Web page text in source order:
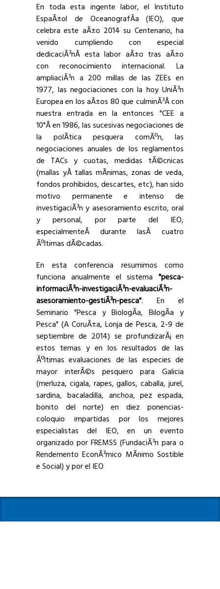
En toda esta ingente labor, el Instituto
EspaÃ±ol de OceanografÃ­a (IEO), que
celebra este aÃ±o 2014 su Centenario, ha
venido cumpliendo con especial
dedicaciÃ³nÂ esta labor aÃ±o tras aÃ±o
con reconocimiento internacional. La
ampliaciÃ³n a 200 millas de las ZEEs en
1977, las negociaciones con la hoy UniÃ³n
Europea en los aÃ±os 80 que culminÃ³Â con
nuestra entrada en la entonces "CEE a
10"Â en 1986, las sucesivas negociaciones de
la polÃ­tica pesquera comÃºn, las
negociaciones anuales de los reglamentos
de TACs y cuotas, medidas tÃ©cnicas
(mallas yÂ tallas mÃ­nimas, zonas de veda,
fondos prohibidos, descartes, etc), han sido
motivo permanente e intenso de
investigaciÃ³n y asesoramiento escrito, oral
y personal, por parte del IEO,
especialmenteÂ durante lasÂ cuatro
Ãºltimas dÃ©cadas.
En esta conferencia resumimos como
funciona anualmente el sistema "pesca-
informaciÃ³n-investigaciÃ³n-evaluaciÃ³n-
asesoramiento-gestiÃ³n-pesca". En el
Seminario "Pesca y BiologÃ­a, BilogÃ­a y
Pesca" (A CoruÃ±a, Lonja de Pesca, 2-9 de
septiembre de 2014) se profundizarÃ¡ en
estos temas y en los resultados de las
Ãºltimas evaluaciones de las especies de
mayor interÃ©s pesquero para Galicia
(merluza, cigala, rapes, gallos, caballa, jurel,
sardina, bacaladilla, anchoa, pez espada,
bonito del norte) en diez ponencias-
coloquio impartidas por los mejores
especialistas del IEO, en un evento
organizado por FREMSS (FundaciÃ³n para o
Rendemento EconÃ³mico MÃ­nimo Sostible
e Social) y por el IEO